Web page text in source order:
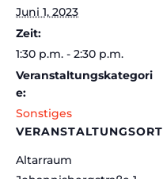
Juni 1, 2023
Zeit:
1:30 p.m. - 2:30 p.m.
Veranstaltungskategori
e:
Sonstiges
VERANSTALTUNGSORT
Altarraum